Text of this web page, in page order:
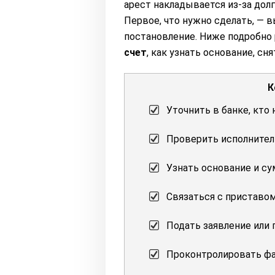
арест накладывается из-за
Первое, что нужно сделать, —
постановление. Ниже подробно
счет, как узнать основание,
Уточнить в банке, кто
Проверить
Узнать основание и
Связаться с
Подать заявление или
Проконтролировать